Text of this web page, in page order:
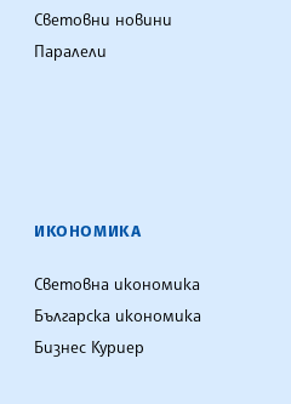
Световни новини
Паралели
ИКОНОМИКА
Световна икономика
Българска икономика
Бизнес Куриер